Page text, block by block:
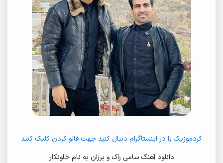
کردموزیک را در اینستاگرام دنبال کنید جهت فالو کردن کلیک کنید
دانلود آهنگ سامی راک و برزان به نام خاونکار